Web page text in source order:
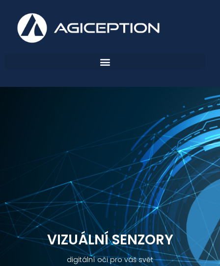
VIZUÁLNÍ SENZORY
digitální oči pro váš svět